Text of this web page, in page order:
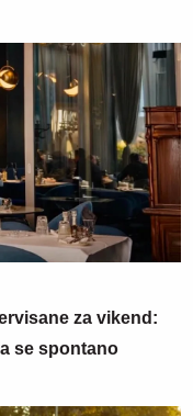
za vikend:
se spontano